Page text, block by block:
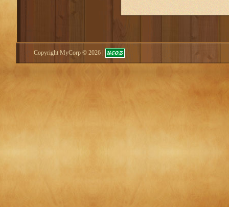
Copyright MyCorp © 2026